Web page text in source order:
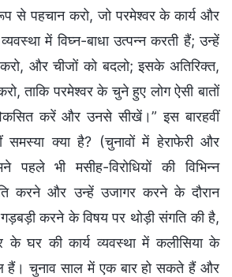
से पहचान करो, जो परमेश्वर के कार्य और
में विघ्न-बाधा उत्पन्न करती हैं; उन्हें
और चीजों को बदलो; इसके अतिरिक्त,
ताकि परमेश्वर के चुने हुए लोग ऐसी बातों
करें और उनसे सीखें।” इस बारहवीं
समस्या क्या है? (चुनावों में हेराफेरी और
पहले भी मसीह-विरोधियों की विभिन्न
करने और उन्हें उजागर करने के दौरान
करने के विषय पर थोड़ी संगति की है,
के घर की कार्य व्यवस्था में कलीसिया के
हैं। चुनाव साल में एक बार हो सकते हैं और